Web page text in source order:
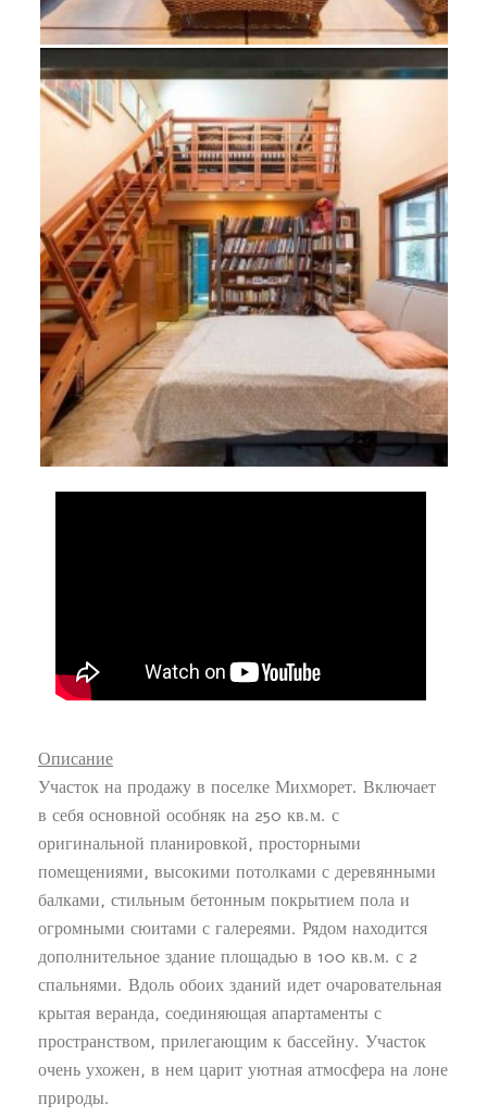
Описание
Участок на продажу в поселке Михморет. Включает
в себя основной особняк на 250 кв.м. с
оригинальной планировкой, просторными
помещениями, высокими потолками с деревянными
балками, стильным бетонным покрытием пола и
огромными сюитами с галереями. Рядом находится
дополнительное здание площадью в 100 кв.м. с 2
спальнями. Вдоль обоих зданий идет очаровательная
крытая веранда, соединяющая апартаменты с
пространством, прилегающим к бассейну. Участок
очень ухожен, в нем царит уютная атмосфера на лоне
природы.